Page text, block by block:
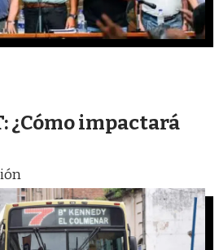
¿Cómo impactará